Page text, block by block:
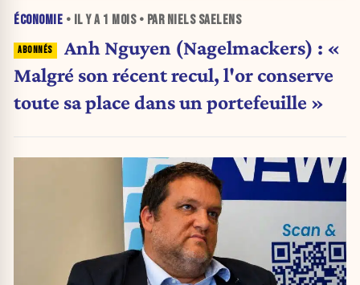
ÉCONOMIE • IL Y A 1 MOIS• PAR NIELS SAELENS
Anh Nguyen (Nagelmackers) : «
Malgré son récent recul, l'or conserve
toute sa place dans un portefeuille »